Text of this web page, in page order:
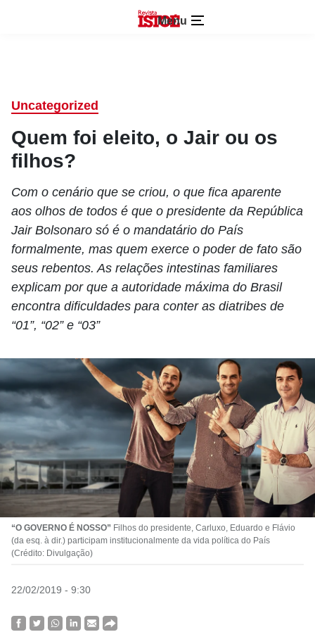
Menu
Uncategorized
Quem foi eleito, o Jair ou os
filhos?
Com o cenário que se criou, o que fica aparente
aos olhos de todos é que o presidente da República
Jair Bolsonaro só é o mandatário do País
formalmente, mas quem exerce o poder de fato são
seus rebentos. As relações intestinas familiares
explicam por que a autoridade máxima do Brasil
encontra dificuldades para conter as diatribes de
“01”, “02” e “03”
“O GOVERNO É NOSSO” Filhos do presidente, Carluxo, Eduardo e Flávio
(da esq. à dir.) participam institucionalmente da vida política do País
(Crédito: Divulgação)
22/02/2019 - 9:30